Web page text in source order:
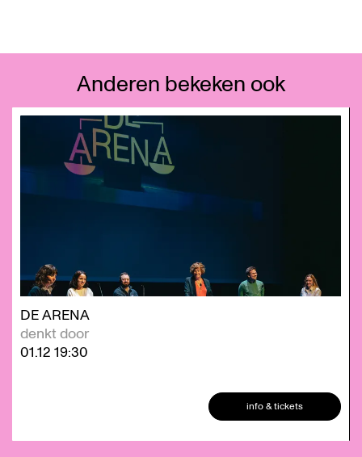
Anderen bekeken ook
Overslaan
DE ARENA
denkt door
01.12 19:30
info & tickets